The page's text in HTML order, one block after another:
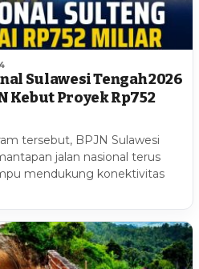
Sulawesi Tengah 2026
Kebut Proyek Rp752
tersebut, BPJN Sulawesi
jalan nasional terus
mendukung konektivitas